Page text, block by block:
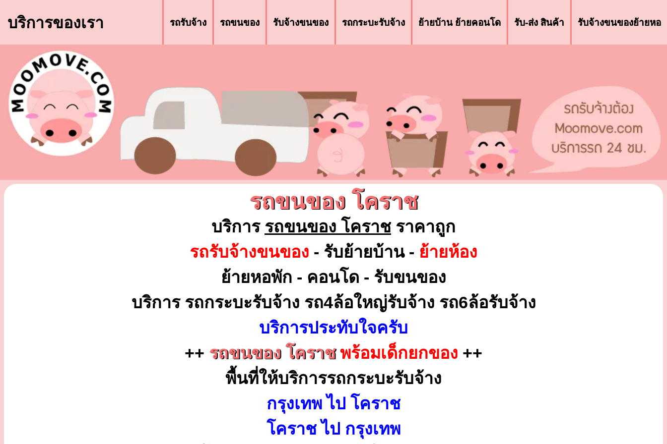
บริการของเรา รถรับจ้าง รถขนของ รับจ้างขนของ รถกระบะรับจ้าง ย้ายบ้าน ย้ายคอนโด รับ-ส่ง สินค้า รับจ้างขนของย้ายหอ
รถขนของ โคราช
บริการ รถขนของ โคราช ราคาถูก
รถรับจ้างขนของ - รับย้ายบ้าน - ย้ายห้อง
ย้ายหอพัก - คอนโด - รับขนของ
บริการ รถกระบะรับจ้าง รถ4ล้อใหญ่รับจ้าง รถ6ล้อรับจ้าง
บริการประทับใจครับ
++ รถขนของ โคราชพร้อมเด็กยกของ ++
พื้นที่ให้บริการรถกระบะรับจ้าง
กรุงเทพ ไป โคราช
โคราช ไป กรุงเทพ